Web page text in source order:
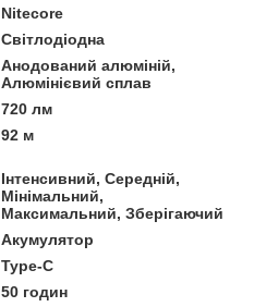
Nitecore
Світлодіодна
Анодований алюміній,
Алюмінієвий сплав
720 лм
92 м
Інтенсивний, Середній,
Мінімальний,
Максимальний, Зберігаючий
Акумулятор
Type-C
50 годин